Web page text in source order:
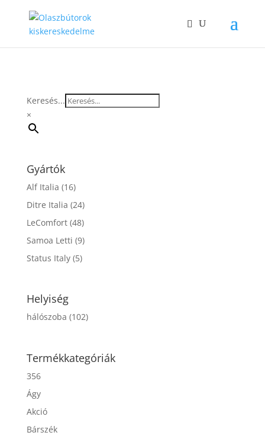
Keresés...
×
Gyártók
Alf Italia (16)
Ditre Italia (24)
LeComfort (48)
Samoa Letti (9)
Status Italy (5)
Helyiség
hálószoba (102)
Termékkategóriák
356
Ágy
Akció
Bárszék